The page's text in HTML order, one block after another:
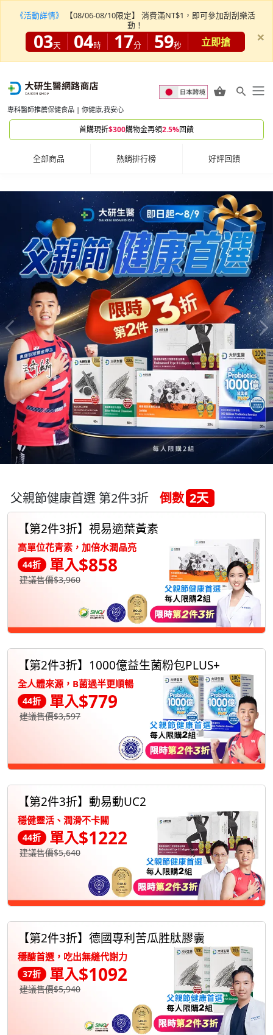
專科醫師推薦保健食品 | 你健康,我安心
首購現折$300購物金再領2.5%回饋
全部商品 熱銷排行榜 好評回饋
父親節健康首選 第2件3折 倒數 2天
【第2件3折】視易適葉黃素
高單位花青素，加倍水潤晶亮
44折 單入$858
建議售價$3,960
【第2件3折】1000億益生菌粉包PLUS+
全人體來源，B菌過半更順暢
44折 單入$779
建議售價$3,597
【第2件3折】動易動UC2
穩健靈活、潤滑不卡關
44折 單入$1222
建議售價$5,640
【第2件3折】德國專利苦瓜胜肽膠囊
穩醣首選，吃出無縫代謝力
37折 單入$1092
建議售價$5,940
《活動詳情》
【08/06-08/10限定】 消費滿NT$1，即可參加刮刮樂活
動！
03天 04時 17分 58秒 立即搶 ×